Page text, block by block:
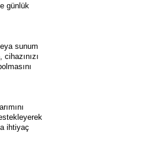
günlük
sunum
ihtiyaç